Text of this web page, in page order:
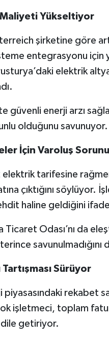
Maliyeti Yükseltiyor
şirketine göre
entegrasyonu
elektrik
güvenli enerji arzı
olduğunu savunuyor.
İçin Varoluş
elektrik tarifesine
çıktığını söylüyor.
haline geldiğini
Ticaret Odası’nı da
savunulmadığını
Sürüyor
piyasasındaki rekabet
işletmeci, toplam
dile getiriyor.